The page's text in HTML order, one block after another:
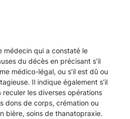
médecin qui a constaté le
du décès en précisant s’il
médico-légal, ou s’il est dû ou
Il indique également s’il
reculer les diverses opérations
dons de corps, crémation ou
bière, soins de thanatopraxie.